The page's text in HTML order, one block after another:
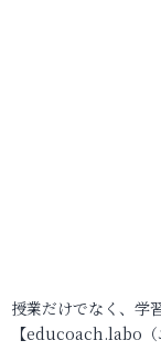
授業だけでなく、学
【educoach.labo